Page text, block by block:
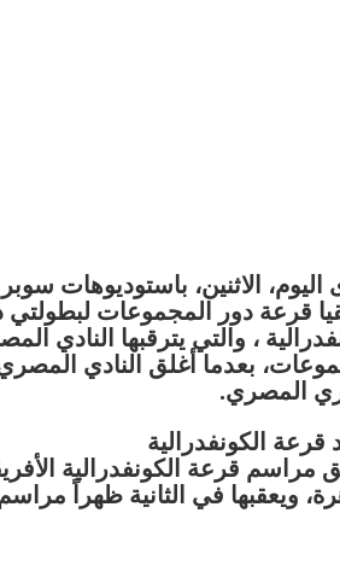
اليوم، الاثنين، باستوديوهات
قرعة دور المجموعات
، والتي يترقبها النادي
المصري.
قرعة الكونفدرالية
مراسم قرعة الكونفدرالية
ويعقبها في الثانية ظهراً